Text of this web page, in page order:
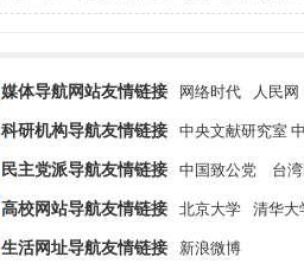
媒体导航网站友情链接 网络时代 人民网
科研机构导航友情链接 中央文献研究室
民主党派导航友情链接 中国致公党 台
高校网站导航友情链接 北京大学 清华大
生活网址导航友情链接 新浪微博